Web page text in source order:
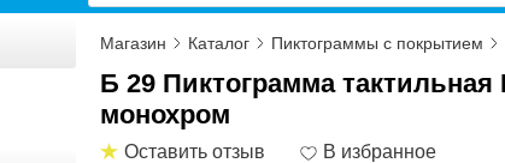
Магазин Каталог Пиктограммы с покрытием
Б 29 Пиктограмма тактильная
монохром
Оставить отзыв